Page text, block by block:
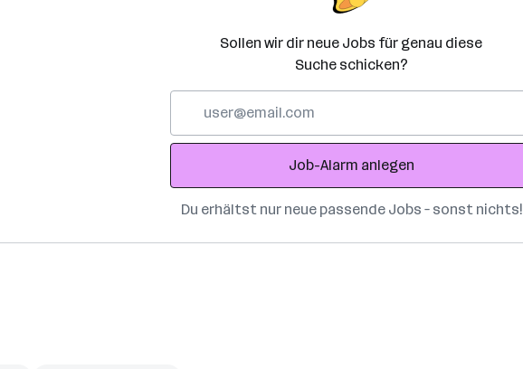
Sollen wir dir neue Jobs für genau diese
Suche schicken?
Adresse
Job-Alarm anlegen
Du erhältst nur neue passende Jobs – sonst nichts!